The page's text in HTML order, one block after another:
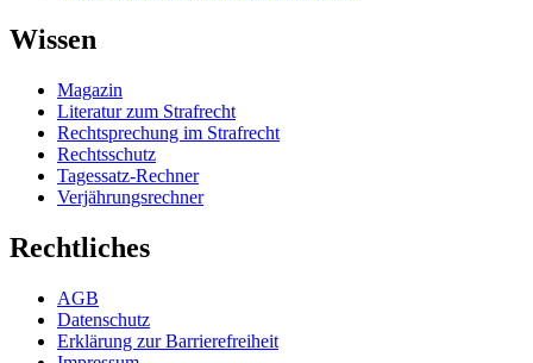
Wissen
Magazin
Literatur zum Strafrecht
Rechtsprechung im Strafrecht
Rechtsschutz
Tagessatz-Rechner
Verjährungsrechner
Rechtliches
AGB
Datenschutz
Erklärung zur Barrierefreiheit